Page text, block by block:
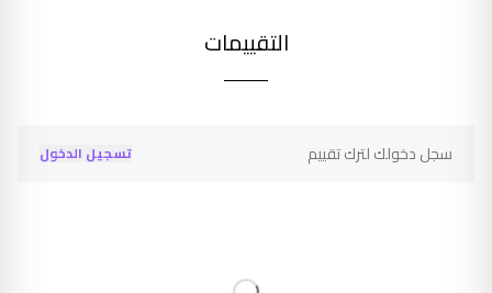
التقييمات
سجل دخولك لترك تقييم تسجيل الدخول